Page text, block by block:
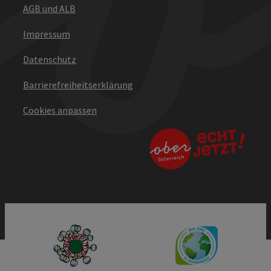
AGB und ALB
Impressum
Datenschutz
Barrierefreiheitserklärung
Cookies anpassen